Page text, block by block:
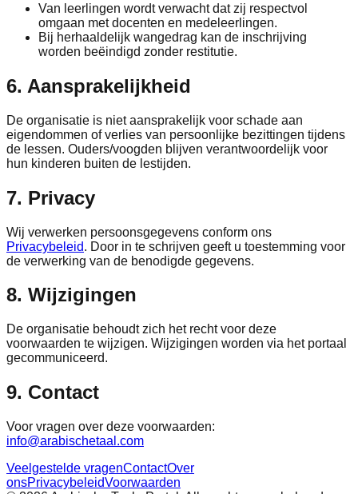
Van leerlingen wordt verwacht dat zij respectvol
omgaan met docenten en medeleerlingen.
Bij herhaaldelijk wangedrag kan de inschrijving
worden beëindigd zonder restitutie.
6. Aansprakelijkheid
De organisatie is niet aansprakelijk voor schade aan
eigendommen of verlies van persoonlijke bezittingen tijdens
de lessen. Ouders/voogden blijven verantwoordelijk voor
hun kinderen buiten de lestijden.
7. Privacy
Wij verwerken persoonsgegevens conform ons
Privacybeleid. Door in te schrijven geeft u toestemming voor
de verwerking van de benodigde gegevens.
8. Wijzigingen
De organisatie behoudt zich het recht voor deze
voorwaarden te wijzigen. Wijzigingen worden via het portaal
gecommuniceerd.
9. Contact
Voor vragen over deze voorwaarden:
info@arabischetaal.com
Veelgestelde vragenContactOver
onsPrivacybeleidVoorwaarden